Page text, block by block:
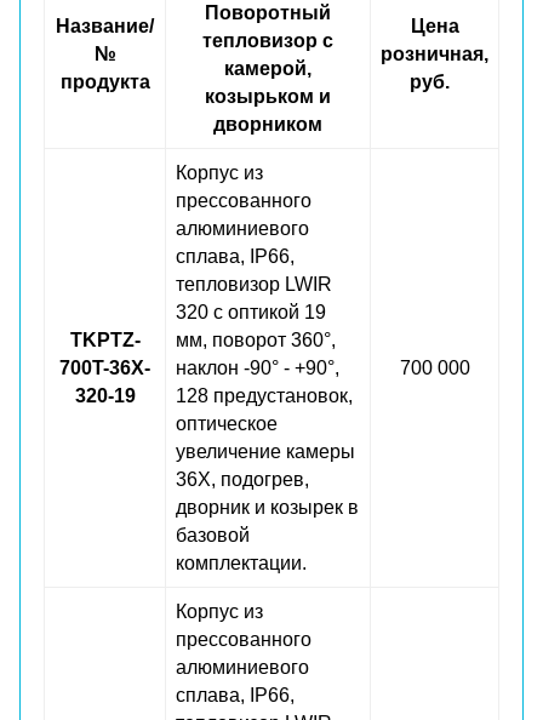
Название/
№
продукта
Поворотный
тепловизор с
камерой,
козырьком и
дворником
Цена
розничная,
руб.
TKPTZ-
700T-36X-
320-19
Корпус из
прессованного
алюминиевого
сплава, IP66,
тепловизор LWIR
320 с оптикой 19
мм, поворот 360°,
наклон -90° - +90°,
128 предустановок,
оптическое
увеличение камеры
36X, подогрев,
дворник и козырек в
базовой
комплектации.
700 000
Корпус из
прессованного
алюминиевого
сплава, IP66,